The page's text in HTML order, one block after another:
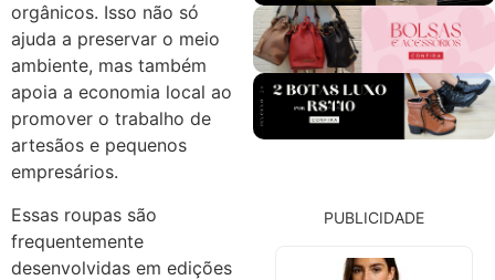
orgânicos. Isso não só
ajuda a preservar o meio
ambiente, mas também
apoia a economia local ao
promover o trabalho de
artesãos e pequenos
empresários.
Essas roupas são
frequentemente
desenvolvidas em edições
PUBLICIDADE